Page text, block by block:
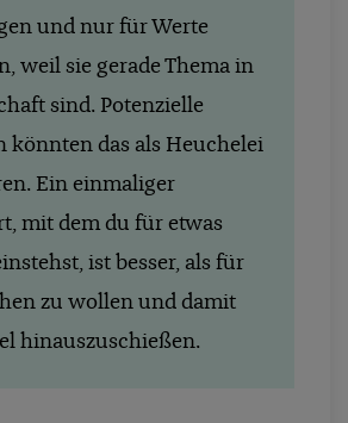
und nur für Werte
weil sie gerade Thema in
sind. Potenzielle
könnten das als Heuchelei
Ein einmaliger
mit dem du für etwas
ist besser, als für
zu wollen und damit
hinauszuschießen.